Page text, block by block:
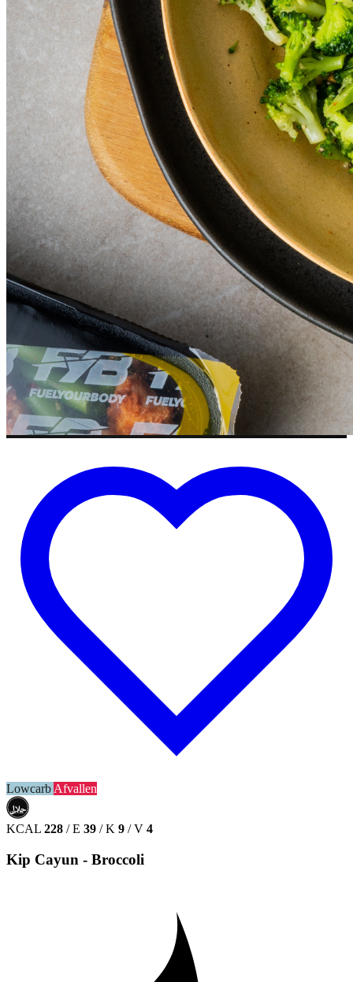
LowcarbAfvallen
حلال
HALAL
KCAL 228 / E 39 / K 9 / V 4
Kip Cayun - Broccoli